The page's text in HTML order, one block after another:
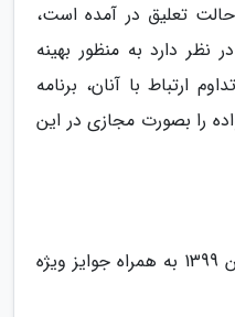
تعلیق در آمده است،
نظر دارد به منظور بهینه
ارتباط با آنان، برنامه
را بصورت مجازی در این
24 اسفندماه 1398 تا 15 فروردین 1399 به همراه جوایز ویژه